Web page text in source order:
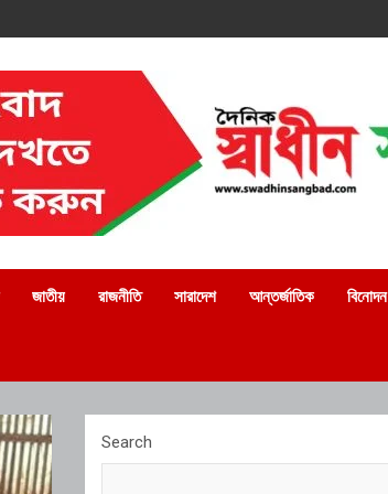
জাতীয় রাজনীতি সারাদেশ আন্তর্জাতিক বিনোদন
Search